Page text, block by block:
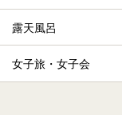
露天風呂
女子旅・女子会